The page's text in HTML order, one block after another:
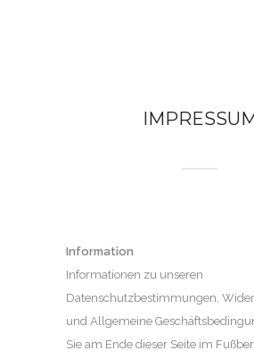
Information
Informationen zu unseren
Datenschutzbestimmungen,
und Allgemeine
Sie am Ende dieser Seite im